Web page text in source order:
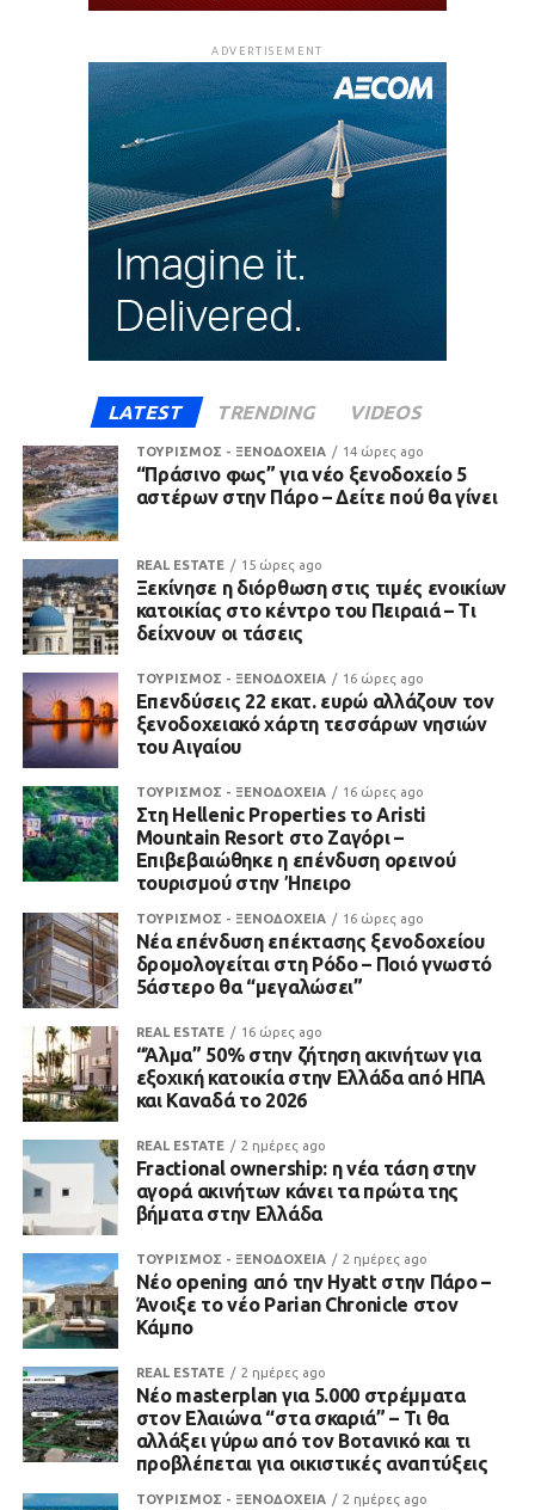
ADVERTISEMENT
LATEST TRENDING VIDEOS
ΤΟΥΡΙΣΜΟΣ - ΞΕΝΟΔΟΧΕΙΑ 14 ώρες ago
“Πράσινο φως” για νέο ξενοδοχείο 5
αστέρων στην Πάρο – Δείτε πού θα γίνει
REAL ESTATE 15 ώρες ago
Ξεκίνησε η διόρθωση στις τιμές ενοικίων
κατοικίας στο κέντρο του Πειραιά – Τι
δείχνουν οι τάσεις
ΤΟΥΡΙΣΜΟΣ - ΞΕΝΟΔΟΧΕΙΑ 16 ώρες ago
Επενδύσεις 22 εκατ. ευρώ αλλάζουν τον
ξενοδοχειακό χάρτη τεσσάρων νησιών
του Αιγαίου
ΤΟΥΡΙΣΜΟΣ - ΞΕΝΟΔΟΧΕΙΑ 16 ώρες ago
Στη Hellenic Properties το Aristi
Mountain Resort στο Ζαγόρι –
Επιβεβαιώθηκε η επένδυση ορεινού
τουρισμού στην Ήπειρο
ΤΟΥΡΙΣΜΟΣ - ΞΕΝΟΔΟΧΕΙΑ 16 ώρες ago
Νέα επένδυση επέκτασης ξενοδοχείου
δρομολογείται στη Ρόδο – Ποιό γνωστό
5άστερο θα “μεγαλώσει”
REAL ESTATE 16 ώρες ago
“Άλμα” 50% στην ζήτηση ακινήτων για
εξοχική κατοικία στην Ελλάδα από ΗΠΑ
και Καναδά το 2026
REAL ESTATE 2 ημέρες ago
Fractional ownership: η νέα τάση στην
αγορά ακινήτων κάνει τα πρώτα της
βήματα στην Ελλάδα
ΤΟΥΡΙΣΜΟΣ - ΞΕΝΟΔΟΧΕΙΑ 2 ημέρες ago
Νέο opening από την Hyatt στην Πάρο –
Άνοιξε το νέο Parian Chronicle στον
Κάμπο
REAL ESTATE 2 ημέρες ago
Νέο masterplan για 5.000 στρέμματα
στον Ελαιώνα “στα σκαριά” – Τι θα
αλλάξει γύρω από τον Βοτανικό και τι
προβλέπεται για οικιστικές αναπτύξεις
ΤΟΥΡΙΣΜΟΣ - ΞΕΝΟΔΟΧΕΙΑ 2 ημέρες ago